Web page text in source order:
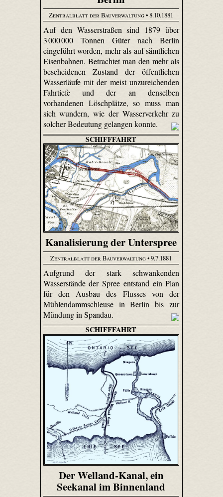
Zentralblatt der Bauverwaltung• 8.10.1881
Auf den Wasserstraßen sind 1879 über
3 000 000 Tonnen Güter nach Berlin
eingeführt worden, mehr als auf sämtlichen
Eisenbahnen. Betrachtet man den mehr als
bescheidenen Zustand der öffentlichen
Wasserläufe mit der meist unzureichenden
Fahrtiefe und der an denselben
vorhandenen Löschplätze, so muss man
sich wundern, wie der Wasserverkehr zu
solcher Bedeutung gelangen konnte.
SCHIFFFAHRT
Kanalisierung der Unterspree
Zentralblatt der Bauverwaltung• 9.7.1881
Aufgrund der stark schwankenden
Wasserstände der Spree entstand ein Plan
für den Ausbau des Flusses von der
Mühlendammschleuse in Berlin bis zur
Mündung in Spandau.
SCHIFFFAHRT
Der Welland-Kanal, ein
Seekanal im Binnenland